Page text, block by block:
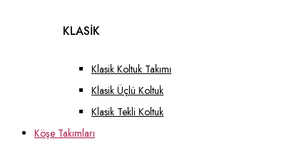
KLASİK
Klasik Koltuk Takımı
Klasik Üçlü Koltuk
Klasik Tekli Koltuk
Köşe Takımları